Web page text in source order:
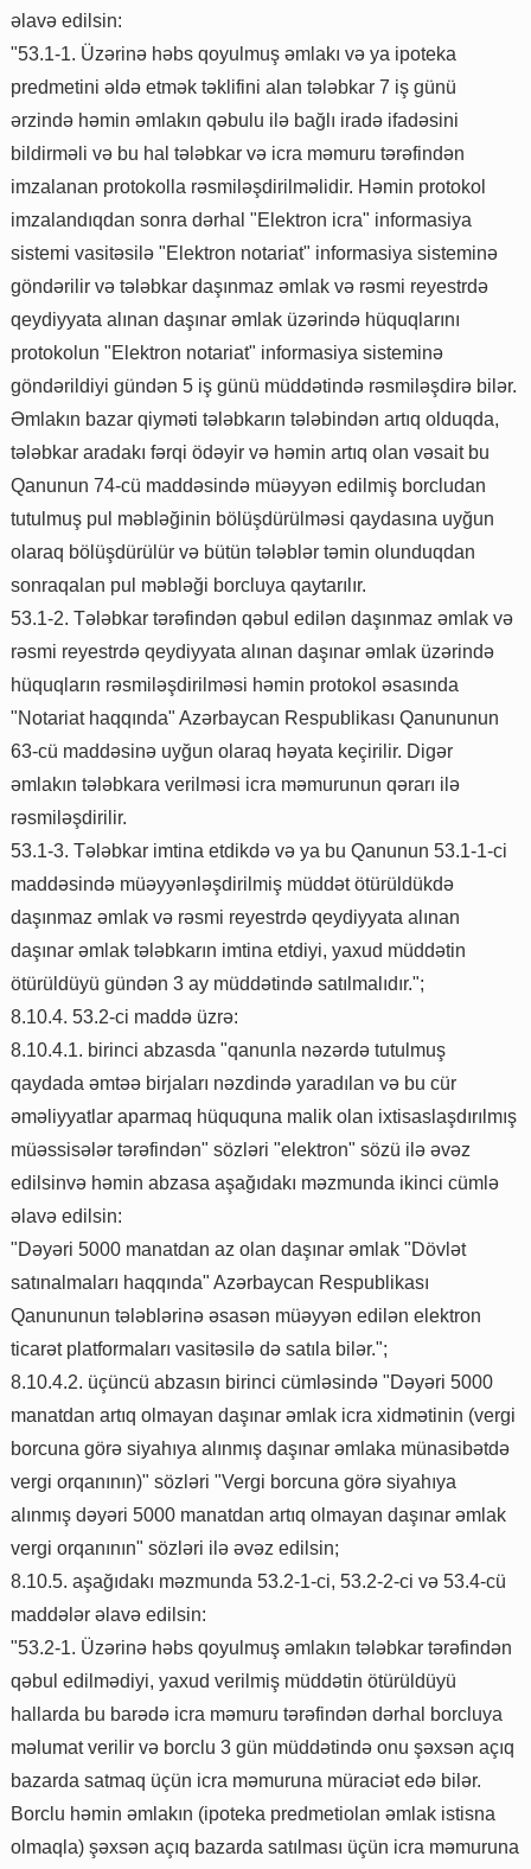
əlavə edilsin:
"53.1-1. Üzərinə həbs qoyulmuş əmlakı və ya ipoteka
predmetini əldə etmək təklifini alan tələbkar 7 iş günü
ərzində həmin əmlakın qəbulu ilə bağlı iradə ifadəsini
bildirməli və bu hal tələbkar və icra məmuru tərəfindən
imzalanan protokolla rəsmiləşdirilməlidir. Həmin protokol
imzalandıqdan sonra dərhal "Elektron icra" informasiya
sistemi vasitəsilə "Elektron notariat" informasiya sisteminə
göndərilir və tələbkar daşınmaz əmlak və rəsmi reyestrdə
qeydiyyata alınan daşınar əmlak üzərində hüquqlarını
protokolun "Elektron notariat" informasiya sisteminə
göndərildiyi gündən 5 iş günü müddətində rəsmiləşdirə bilər.
Əmlakın bazar qiyməti tələbkarın tələbindən artıq olduqda,
tələbkar aradakı fərqi ödəyir və həmin artıq olan vəsait bu
Qanunun 74-cü maddəsində müəyyən edilmiş borcludan
tutulmuş pul məbləğinin bölüşdürülməsi qaydasına uyğun
olaraq bölüşdürülür və bütün tələblər təmin olunduqdan
sonraqalan pul məbləği borcluya qaytarılır.
53.1-2. Tələbkar tərəfindən qəbul edilən daşınmaz əmlak və
rəsmi reyestrdə qeydiyyata alınan daşınar əmlak üzərində
hüquqların rəsmiləşdirilməsi həmin protokol əsasında
"Notariat haqqında" Azərbaycan Respublikası Qanununun
63-cü maddəsinə uyğun olaraq həyata keçirilir. Digər
əmlakın tələbkara verilməsi icra məmurunun qərarı ilə
rəsmiləşdirilir.
53.1-3. Tələbkar imtina etdikdə və ya bu Qanunun 53.1-1-ci
maddəsində müəyyənləşdirilmiş müddət ötürüldükdə
daşınmaz əmlak və rəsmi reyestrdə qeydiyyata alınan
daşınar əmlak tələbkarın imtina etdiyi, yaxud müddətin
ötürüldüyü gündən 3 ay müddətində satılmalıdır.";
8.10.4. 53.2-ci maddə üzrə:
8.10.4.1. birinci abzasda "qanunla nəzərdə tutulmuş
qaydada əmtəə birjaları nəzdində yaradılan və bu cür
əməliyyatlar aparmaq hüququna malik olan ixtisaslaşdırılmış
müəssisələr tərəfindən" sözləri "elektron" sözü ilə əvəz
edilsinvə həmin abzasa aşağıdakı məzmunda ikinci cümlə
əlavə edilsin:
"Dəyəri 5000 manatdan az olan daşınar əmlak "Dövlət
satınalmaları haqqında" Azərbaycan Respublikası
Qanununun tələblərinə əsasən müəyyən edilən elektron
ticarət platformaları vasitəsilə də satıla bilər.";
8.10.4.2. üçüncü abzasın birinci cümləsində "Dəyəri 5000
manatdan artıq olmayan daşınar əmlak icra xidmətinin (vergi
borcuna görə siyahıya alınmış daşınar əmlaka münasibətdə
vergi orqanının)" sözləri "Vergi borcuna görə siyahıya
alınmış dəyəri 5000 manatdan artıq olmayan daşınar əmlak
vergi orqanının" sözləri ilə əvəz edilsin;
8.10.5. aşağıdakı məzmunda 53.2-1-ci, 53.2-2-ci və 53.4-cü
maddələr əlavə edilsin:
"53.2-1. Üzərinə həbs qoyulmuş əmlakın tələbkar tərəfindən
qəbul edilmədiyi, yaxud verilmiş müddətin ötürüldüyü
hallarda bu barədə icra məmuru tərəfindən dərhal borcluya
məlumat verilir və borclu 3 gün müddətində onu şəxsən açıq
bazarda satmaq üçün icra məmuruna müraciət edə bilər.
Borclu həmin əmlakın (ipoteka predmetiolan əmlak istisna
olmaqla) şəxsən açıq bazarda satılması üçün icra məmuruna